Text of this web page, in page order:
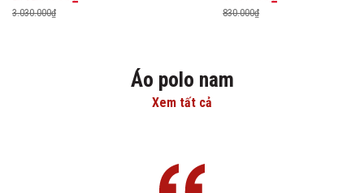
3.030.000₫ 830.000₫
Áo polo nam
Xem tất cả